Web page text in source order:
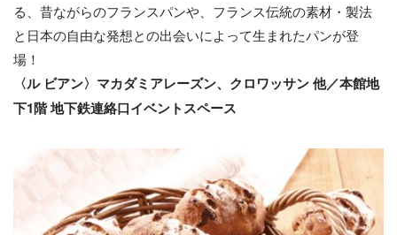
る、昔ながらのフランスパンや、フランス伝統の素材・製法
と日本の自由な発想との出会いによって生まれたパンが登
場！
〈ル ビアン〉マカダミアレーズン、クロワッサン 他／本館地
下1階 地下鉄連絡口イベントスペース